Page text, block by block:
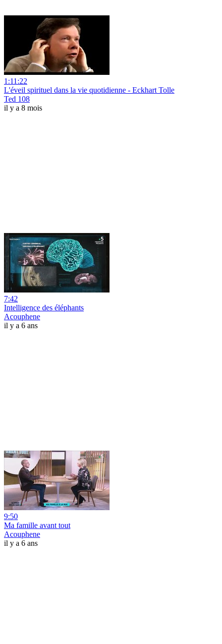
1:11:22
L'éveil spirituel dans la vie quotidienne - Eckhart Tolle
Ted 108
il y a 8 mois
7:42
Intelligence des éléphants
Acouphene
il y a 6 ans
9:50
Ma famille avant tout
Acouphene
il y a 6 ans